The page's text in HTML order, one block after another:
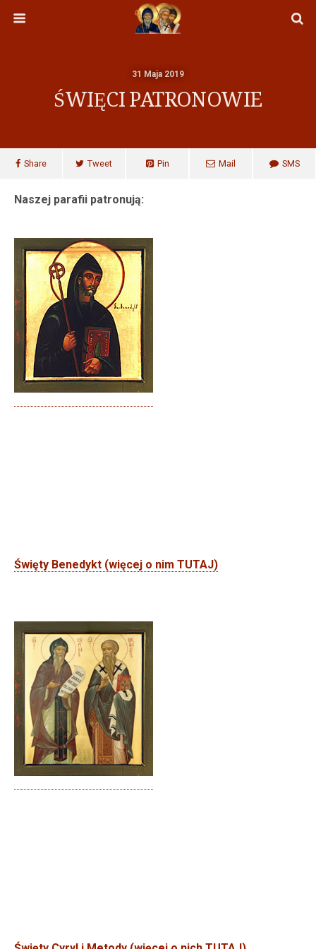
31 Maja 2019
ŚWIĘCI PATRONOWIE
Share Tweet Pin Mail SMS
Naszej parafii patronują:
Święty Benedykt (więcej o nim TUTAJ)